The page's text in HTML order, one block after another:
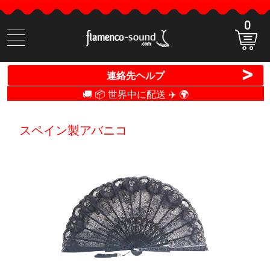
商
品
検
0
連絡先ヘルプ >
🚚 📦 世界中に配送 ✈️ 🌍
スペイン製アバニコ